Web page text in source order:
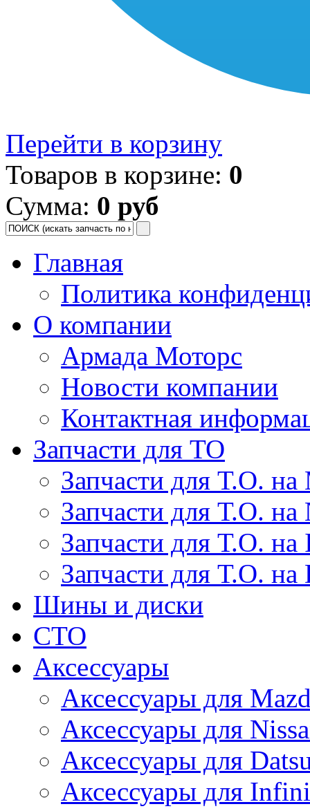
Перейти в корзину
Товаров в корзине: 0
Сумма: 0 руб
Главная
Политика
О компании
Армада Моторс
Новости компании
Контактная
Запчасти для ТО
Запчасти для Т.О. на
Запчасти для Т.О. на
Запчасти для Т.О.
Запчасти для Т.О. на
Шины и диски
СТО
Аксессуары
Аксессуары для
Аксессуары для
Аксессуары для
Аксессуары для